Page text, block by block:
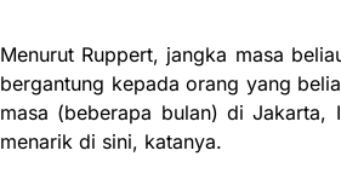
Menurut Ruppert, jangka masa
bergantung kepada orang yang
masa (beberapa bulan) di Jakarta,
menarik di sini, katanya.